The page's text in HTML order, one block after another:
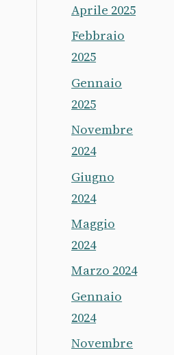
Aprile 2025
Febbraio
2025
Gennaio
2025
Novembre
2024
Giugno
2024
Maggio
2024
Marzo 2024
Gennaio
2024
Novembre